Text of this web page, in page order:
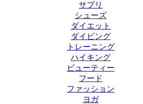
サプリ
シューズ
ダイエット
ダイビング
トレーニング
ハイキング
ビューティー
フード
ファッション
ヨガ